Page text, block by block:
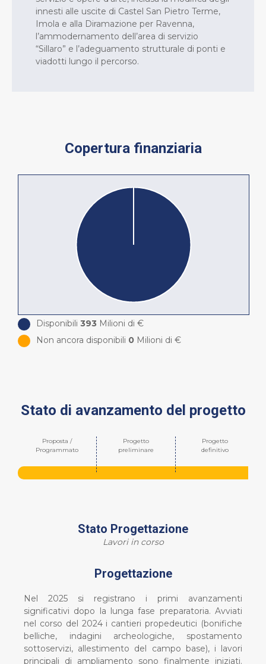
innesti alle uscite di Castel San Pietro Terme,
Imola e alla Diramazione per Ravenna,
l’ammodernamento dell’area di servizio
“Sillaro” e l’adeguamento strutturale di ponti e
viadotti lungo il percorso.
Copertura finanziaria
Disponibili 393 Milioni di €
Non ancora disponibili 0 Milioni di €
Stato di avanzamento del progetto
Proposta /
Programmato
Progetto
preliminare
Progetto
definitivo
Stato Progettazione
Lavori in corso
Progettazione
Nel 2025 si registrano i primi avanzamenti
significativi dopo la lunga fase preparatoria. Avviati
nel corso del 2024 i cantieri propedeutici (bonifiche
belliche, indagini archeologiche, spostamento
sottoservizi, allestimento del campo base), i lavori
principali di ampliamento sono finalmente iniziati.